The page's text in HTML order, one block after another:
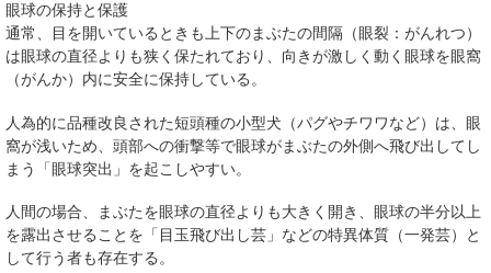
眼球の保持と保護
通常、目を開いているときも上下のまぶたの間隔（眼裂：がんれつ）
は眼球の直径よりも狭く保たれており、向きが激しく動く眼球を眼窩
（がんか）内に安全に保持している。
人為的に品種改良された短頭種の小型犬（パグやチワワなど）は、眼
窩が浅いため、頭部への衝撃等で眼球がまぶたの外側へ飛び出してし
まう「眼球突出」を起こしやすい。
人間の場合、まぶたを眼球の直径よりも大きく開き、眼球の半分以上
を露出させることを「目玉飛び出し芸」などの特異体質（一発芸）と
して行う者も存在する。